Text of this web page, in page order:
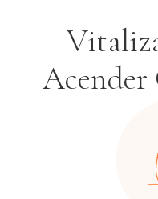
Acender